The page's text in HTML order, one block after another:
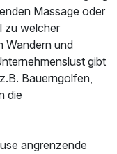
Massage oder
zu welcher
Wandern und
gibt
Bauerngolfen,
die
angrenzende